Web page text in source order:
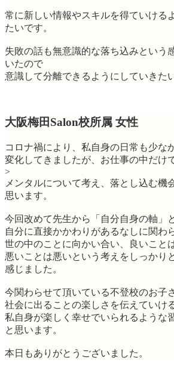
常に新しい情報やスキルを得ていける
たいです。
失敗の話も無意識的な落ち込みという
いたので
意識して分離できるようにしていきた
大阪梅田Salon校所属 女性
コロナ禍により、私自身の日常も少な
変化してきましたが、お仕事の中だけ
>
メンタルについて考え、落とし込む機
思います。
今回改めて先生から「自分自身の軸」
自分に直接かかわりがあるなしに関わ
世の中のことに向かい合い、良いこと
悪いことは悪いという考えをしっかり
感じました。
今関わらせて頂いている不登校のお子
社会に出ることの楽しさを伝えていけ
私自身が楽しく幸せでいられるような
と思います。
本日もありがとうございました。